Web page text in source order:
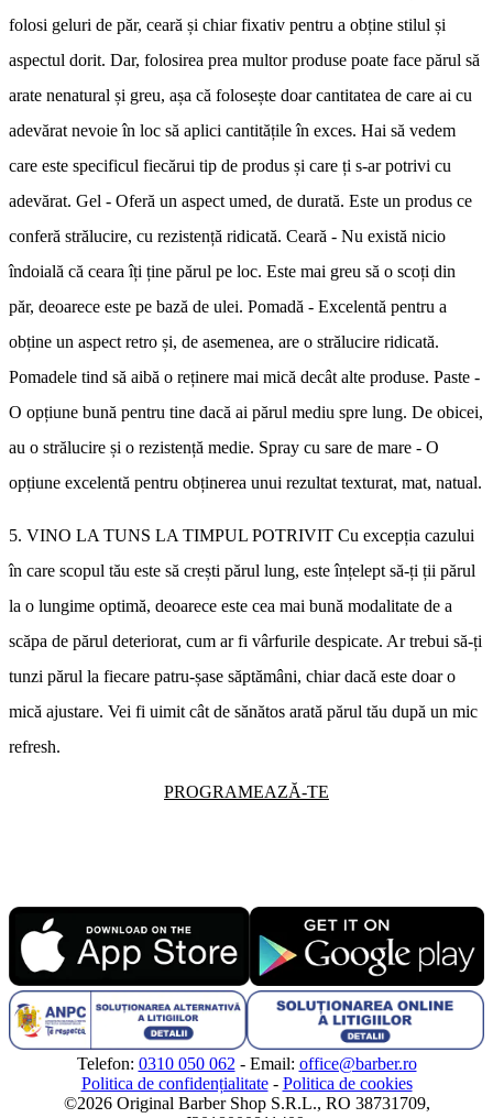
folosi geluri de păr, ceară și chiar fixativ pentru a obține stilul și
aspectul dorit. Dar, folosirea prea multor produse poate face părul să
arate nenatural și greu, așa că folosește doar cantitatea de care ai cu
adevărat nevoie în loc să aplici cantitățile în exces. Hai să vedem
care este specificul fiecărui tip de produs și care ți s-ar potrivi cu
adevărat. Gel - Oferă un aspect umed, de durată. Este un produs ce
conferă strălucire, cu rezistență ridicată. Ceară - Nu există nicio
îndoială că ceara îți ține părul pe loc. Este mai greu să o scoți din
păr, deoarece este pe bază de ulei. Pomadă - Excelentă pentru a
obține un aspect retro și, de asemenea, are o strălucire ridicată.
Pomadele tind să aibă o reținere mai mică decât alte produse. Paste -
O opțiune bună pentru tine dacă ai părul mediu spre lung. De obicei,
au o strălucire și o rezistență medie. Spray cu sare de mare - O
opțiune excelentă pentru obținerea unui rezultat texturat, mat, natual.
5. VINO LA TUNS LA TIMPUL POTRIVIT Cu excepția cazului
în care scopul tău este să crești părul lung, este înțelept să-ți ții părul
la o lungime optimă, deoarece este cea mai bună modalitate de a
scăpa de părul deteriorat, cum ar fi vârfurile despicate. Ar trebui să-ți
tunzi părul la fiecare patru-șase săptămâni, chiar dacă este doar o
mică ajustare. Vei fi uimit cât de sănătos arată părul tău după un mic
refresh.
PROGRAMEAZĂ-TE
Telefon: 0310 050 062 - Email: office@barber.ro
Politica de confidențialitate- Politica de cookies
©2026 Original Barber Shop S.R.L., RO 38731709,